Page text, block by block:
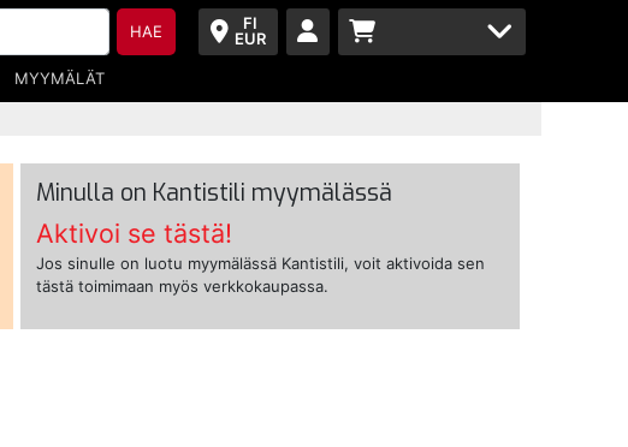
FI
EUR
HAE
MYYMÄLÄT
Minulla on Kantistili myymälässä
Aktivoi se tästä!
Jos sinulle on luotu myymälässä Kantistili, voit aktivoida sen
tästä toimimaan myös verkkokaupassa.